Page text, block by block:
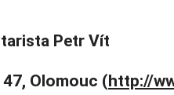
Petr Vít
Olomouc (http://